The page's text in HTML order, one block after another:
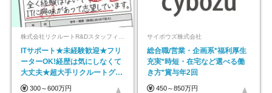
株式会社リクルートR&Dスタッフィング【リクルートグループ】
ITサポート★未経験歓迎★フリ
ーターOK!経歴は気にしなくて
大丈夫★超大手リクルートグル
ープの正社員/sg
300～600万円
サイボウズ株式会社
総合職/営業・企画系*福利厚生
充実*時短・在宅など選べる働
き方*賞与年2回
450～850万円